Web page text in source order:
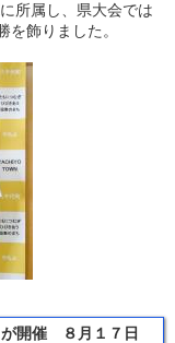
所属し、県大会では
飾りました。
が開催 ８月１７日